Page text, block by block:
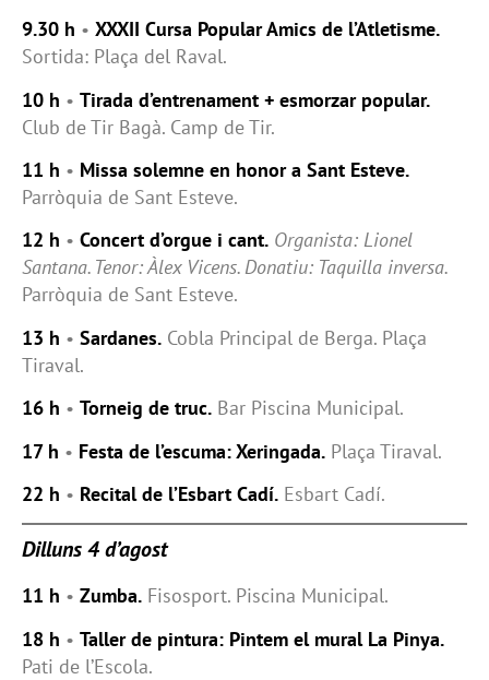
9.30 h • XXXII Cursa Popular Amics de l’Atletisme.
Sortida: Plaça del Raval.
10 h • Tirada d’entrenament + esmorzar popular.
Club de Tir Bagà. Camp de Tir.
11 h • Missa solemne en honor a Sant Esteve.
Parròquia de Sant Esteve.
12 h • Concert d’orgue i cant. Organista: Lionel
Santana. Tenor: Àlex Vicens. Donatiu: Taquilla inversa.
Parròquia de Sant Esteve.
13 h • Sardanes. Cobla Principal de Berga. Plaça
Tiraval.
16 h • Torneig de truc. Bar Piscina Municipal.
17 h • Festa de l’escuma: Xeringada. Plaça Tiraval.
22 h • Recital de l’Esbart Cadí. Esbart Cadí.
Dilluns 4 d’agost
11 h • Zumba. Fisosport. Piscina Municipal.
18 h • Taller de pintura: Pintem el mural La Pinya.
Pati de l’Escola.